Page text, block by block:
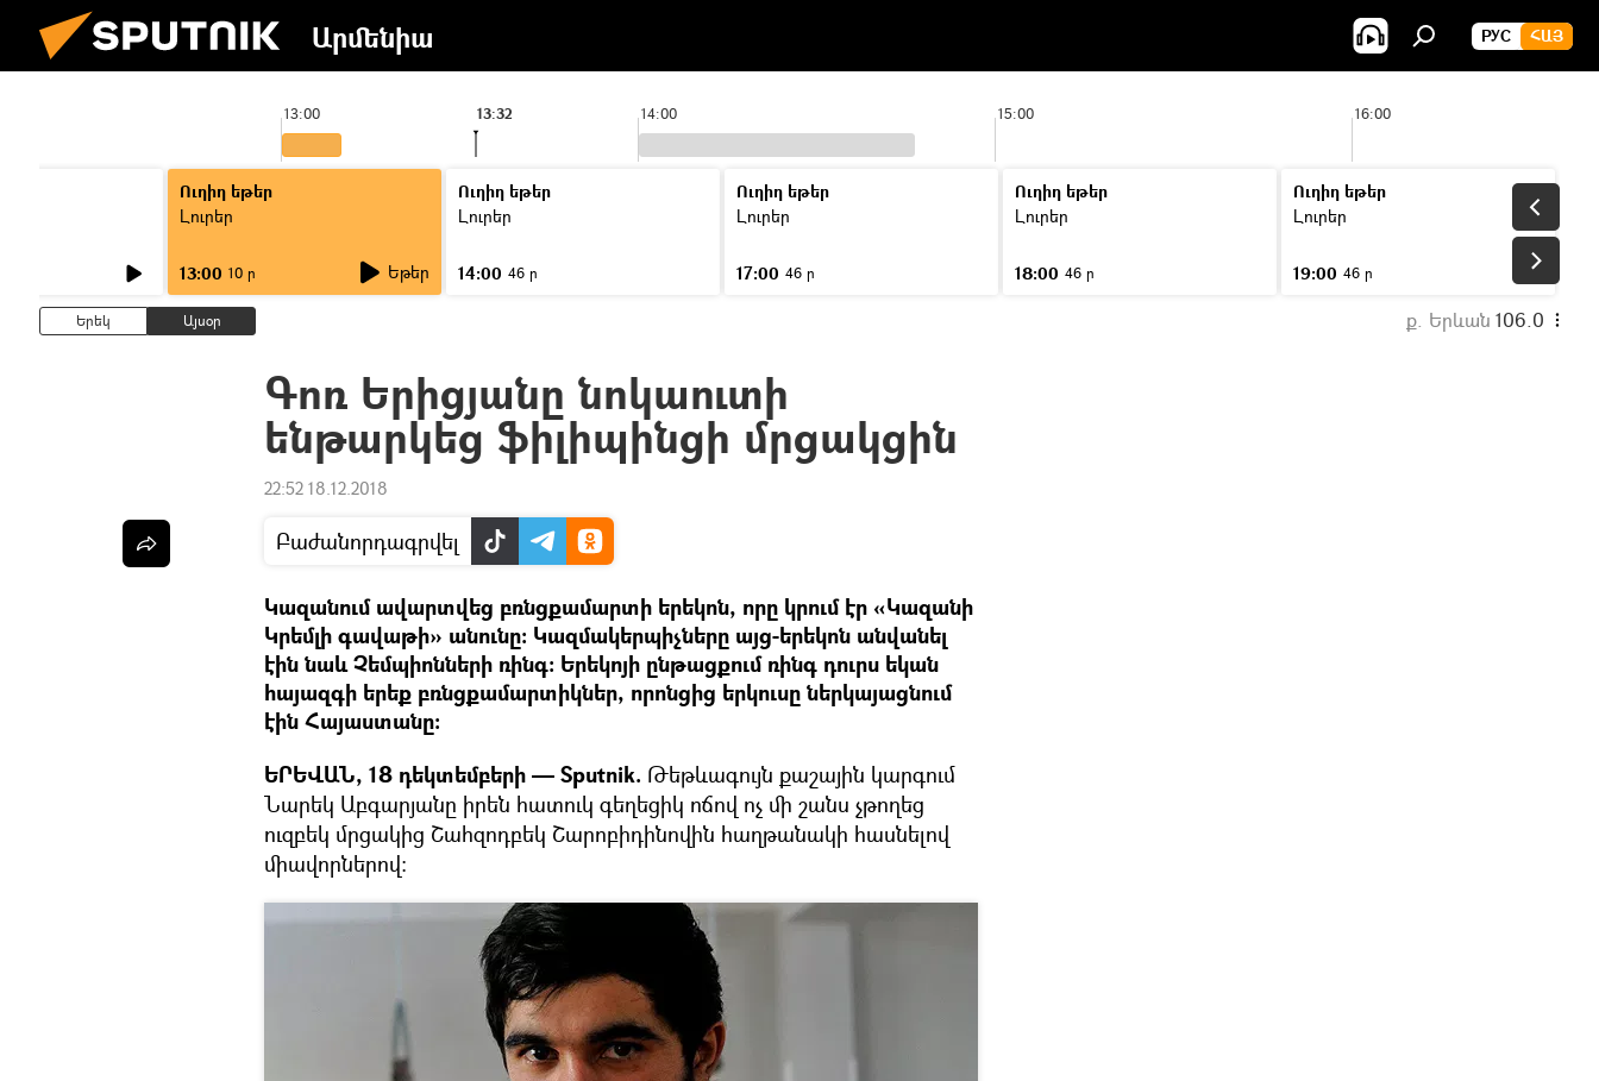
Արմենիա РУС ՀԱՅ
13:00 14:00 15:00 16:00
13:32
Ուղիղ եթեր
Լուրեր
13:00 10 ր Եթեր
Ուղիղ եթեր
Լուրեր
14:00 46 ր
Ուղիղ եթեր
Լուրեր
17:00 46 ր
Ուղիղ եթեր
Լուրեր
18:00 46 ր
Ուղիղ եթեր
Լուրեր
19:00 46 ր
Երեկ Այսօր ք. Երևան 106.0
Գոռ Երիցյանը նոկաուտի
ենթարկեց ֆիլիպինցի մրցակցին
22:52 18.12.2018
Բաժանորդագրվել
Կազանում ավարտվեց բռնցքամարտի երեկոն, որը կրում էր «Կազանի
Կրեմլի գավաթի» անունը: Կազմակերպիչները այց-երեկոն անվանել
էին նաև Չեմպիոնների ռինգ: Երեկոյի ընթացքում ռինգ դուրս եկան
հայազգի երեք բռնցքամարտիկներ, որոնցից երկուսը ներկայացնում
էին Հայաստանը:
ԵՐԵՎԱՆ, 18 դեկտեմբերի — Sputnik. Թեթևագույն քաշային կարգում
Նարեկ Աբգարյանը իրեն հատուկ գեղեցիկ ոճով ոչ մի շանս չթողեց
ուզբեկ մրցակից Շահզոդբեկ Շարոբիդինովին հաղթանակի հասնելով
միավորներով: